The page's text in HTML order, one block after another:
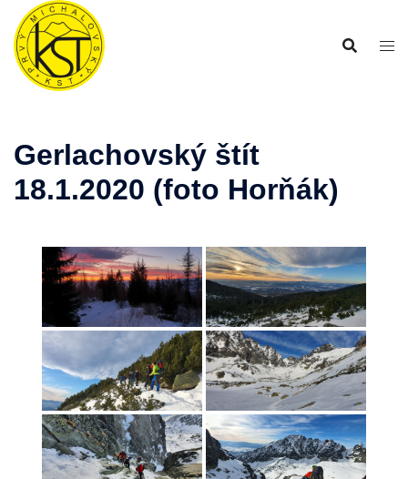
Preskočiť
obsah
Gerlachovský štít
18.1.2020 (foto Horňák)